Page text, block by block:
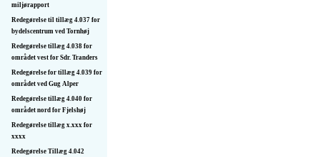
miljørapport
Redegørelse til tillæg 4.037 for
bydelscentrum ved Tornhøj
Redegørelse tillæg 4.038 for
området vest for Sdr. Tranders
Redegørelse for tillæg 4.039 for
området ved Gug Alper
Redegørelse tillæg 4.040 for
området nord for Fjelshøj
Redegørelse tillæg x.xxx for
xxxx
Redegørelse Tillæg 4.042